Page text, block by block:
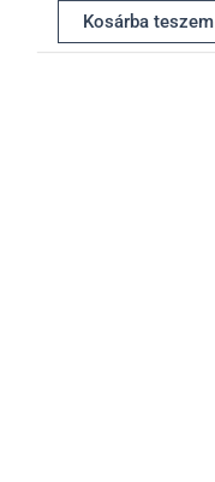
Kosárba teszem